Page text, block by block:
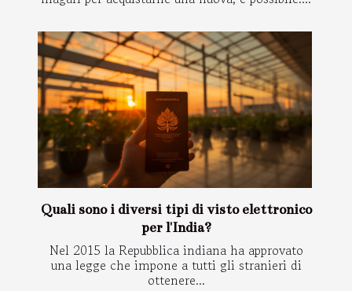
Quali sono i diversi tipi di visto elettronico
per l'India?
Nel 2015 la Repubblica indiana ha approvato
una legge che impone a tutti gli stranieri di
ottenere...